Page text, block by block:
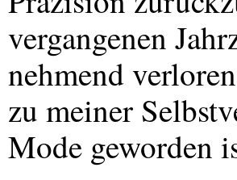
vergangenen
nehmend
zu meiner
Mode geworden